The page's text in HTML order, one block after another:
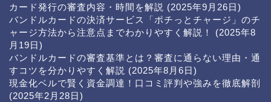
カード発行の審査内容・時間を解説 (2025年9月26日)
バンドルカードの決済サービス「ポチっとチャージ」のチ
ャージ方法から注意点までわかりやすく解説！
(2025年8
月19日)
バンドルカードの審査基準とは？審査に通らない理由・通
すコツを分かりやすく解説 (2025年8月6日)
現金化ベルで賢く資金調達！口コミ評判や強みを徹底解剖
(2025年2月28日)